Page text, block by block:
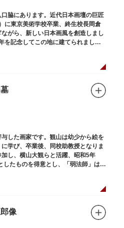
脇にあります。近代日本画壇の巨匠
に東京美術学校卒業、終生校長岡倉
がら、新しい日本画風を創造しまし
を記念してこの地に建てられまし
した画家です。観山は幼少から絵を
学び、卒業後、同校助教授となりま
し、横山大観らと活躍、昭和5年
したものを得意とし、「弱法師」は代
）にあります。
像